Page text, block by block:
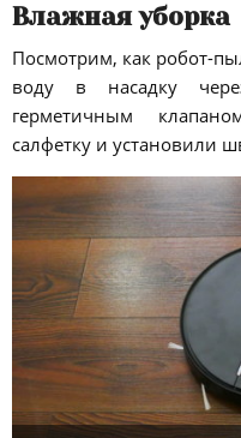
Влажная уборка
Посмотрим, как робот-
воду в насадку
герметичным
салфетку и установили